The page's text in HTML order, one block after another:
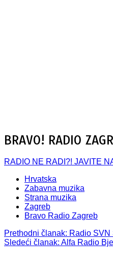
BRAVO! RADIO
RADIO NE RADI?! JAVITE
Hrvatska
Zabavna muzika
Strana muzika
Zagreb
Bravo Radio Zagreb
Prethodni članak: Radio
Sledeći članak: Alfa Radio